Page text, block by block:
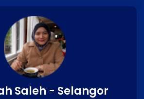
Saleh - Selangor